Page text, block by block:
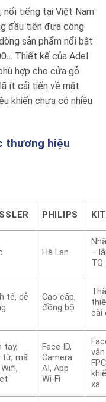
nổi tiếng tại Việt Nam
đầu tiên đưa công
sản phẩm nổi bật
Thiết kế của Adel
hợp cho cửa gỗ
ít cải tiến về mặt
khiển chưa có nhiều
thương hiệu
PHILIPS
Hà Lan
–
TQ
tế, dễ
Cao cấp,
đồng bộ
cài
tay,
từ, mã
Face ID,
Camera
AI, App
Wi-Fi
xa